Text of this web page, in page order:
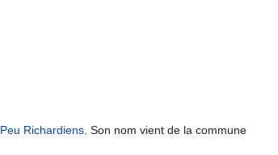
Peu Richardiens . Son nom vient de la commune